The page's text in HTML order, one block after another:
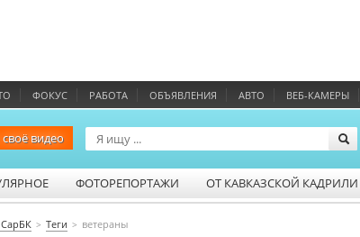
ФОКУС РАБОТА ОБЪЯВЛЕНИЯ АВТО ВЕБ-КАМЕРЫ
видео
ФОТОРЕПОРТАЖИ ОТ КАВКАЗСКОЙ
СарБК Теги ветераны